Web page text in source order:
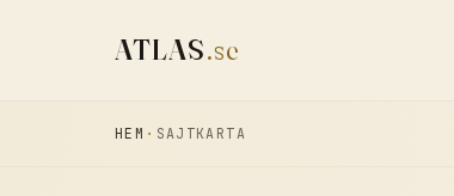
ATLAS.se
HEM SAJTKARTA